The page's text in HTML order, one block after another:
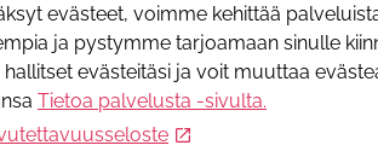
evästeet, voimme kehittää
ja pystymme tarjoamaan sinulle
hallitset evästeitäsi ja voit muuttaa
Tietoa palvelusta -sivulta.